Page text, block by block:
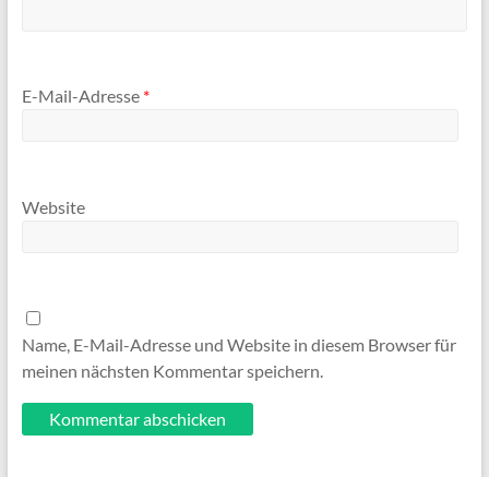
E-Mail-Adresse *
Website
Name, E-Mail-Adresse und Website in diesem Browser für
meinen nächsten Kommentar speichern.